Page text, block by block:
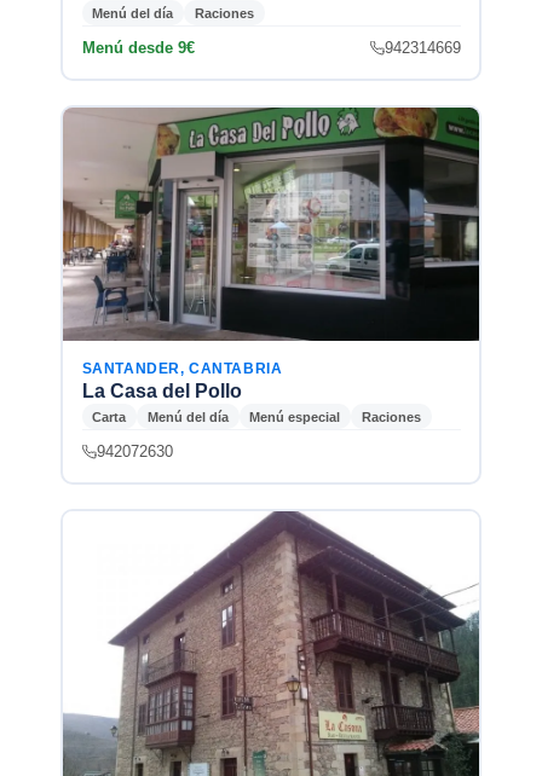
Menú del día Raciones
Menú desde 9€ 942314669
SANTANDER, CANTABRIA
La Casa del Pollo
Carta Menú del día Menú especial Raciones
942072630